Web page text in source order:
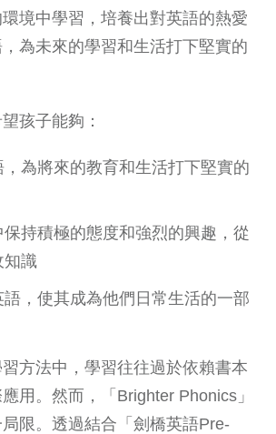
境中學習，培養出對英語的熱愛
為未來的學習和生活打下堅實的
孩子能夠：
為將來的教育和生活打下堅實的
持積極的態度和強烈的興趣，從
知識
語，使其成為他們日常生活的一部
方法中，學習往往過於依賴書本
用。然而，「Brighter Phonics」
限。透過結合「劍橋英語Pre-